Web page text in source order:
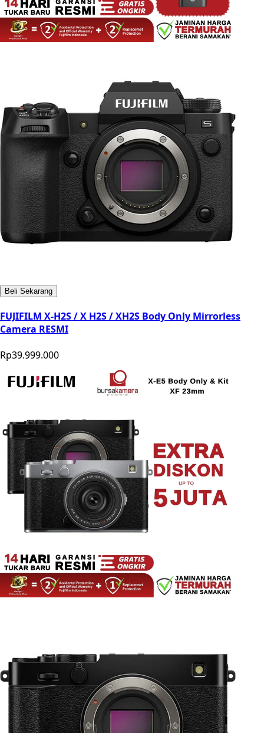
Beli Sekarang
FUJIFILM X-H2S / X H2S / XH2S Body Only Mirrorless
Camera RESMI
Rp39.999.000